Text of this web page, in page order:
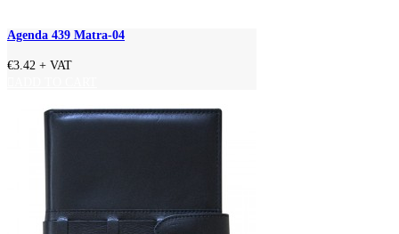
Agenda 439 Matra-04
€3.42 + VAT